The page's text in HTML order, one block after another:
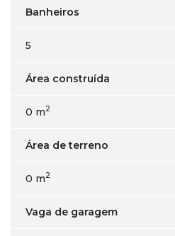
Banheiros
5
Área construída
0 m2
Área de terreno
0 m2
Vaga de garagem